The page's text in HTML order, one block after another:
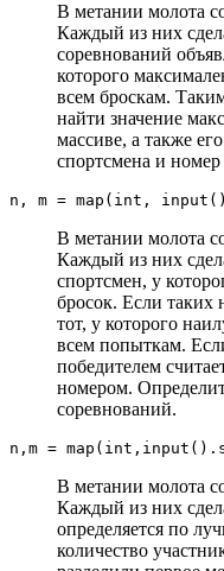
В метании молота
Каждый из них
соревнований
которого
всем броскам.
найти значение
массиве, а также
спортсмена и
n, m = map(int,
В метании молота
Каждый из них
спортсмен, у
бросок. Если таких
тот, у которого
всем попыткам.
победителем
номером.
соревнований.
n,m =
В метании молота
Каждый из них
определяется по
количество